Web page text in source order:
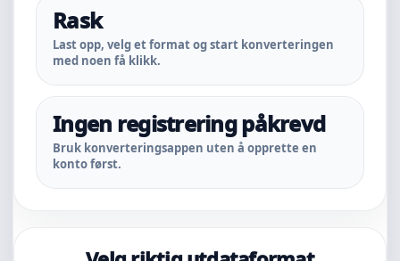
Rask
Last opp, velg et format og start konverteringen
med noen få klikk.
Ingen registrering påkrevd
Bruk konverteringsappen uten å opprette en
konto først.